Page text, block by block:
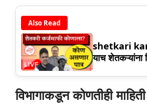
Also Read
shetkari
याच शेतकऱ्यांना
विभागाकडून कोणतीही